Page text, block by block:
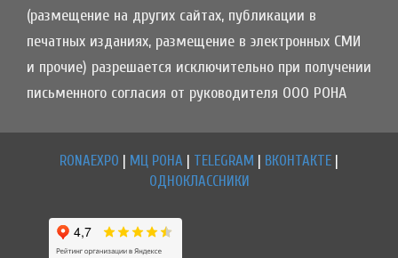
(размещение на других сайтах, публикации в
печатных изданиях, размещение в электронных СМИ
и прочие) разрешается исключительно при получении
письменного согласия от руководителя ООО РОНА
RONAEXPO | МЦ РОНА | TELEGRAM | ВКОНТАКТЕ |
ОДНОКЛАССНИКИ